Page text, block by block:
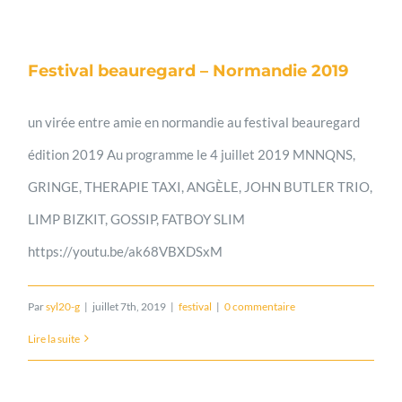
Festival beauregard – Normandie 2019
un virée entre amie en normandie au festival beauregard
édition 2019 Au programme le 4 juillet 2019 MNNQNS,
GRINGE, THERAPIE TAXI, ANGÈLE, JOHN BUTLER TRIO,
LIMP BIZKIT, GOSSIP, FATBOY SLIM
https://youtu.be/ak68VBXDSxM
Parsyl20-g | juillet 7th, 2019 | festival | 0 commentaire
Lire la suite